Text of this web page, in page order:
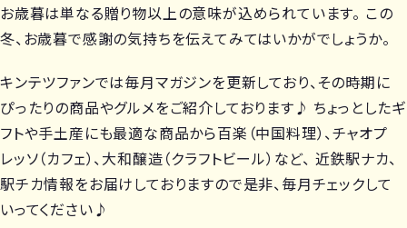
お歳暮は単なる贈り物以上の意味が込められています。 この
冬、お歳暮で感謝の気持ちを伝えてみてはいかがでしょうか。
キンテツファンでは毎月マガジンを更新しており、その時期に
ぴったりの商品やグルメをご紹介しております♪ ちょっとしたギ
フトや手土産にも最適な商品から百楽（中国料理）、チャオプ
レッソ（カフェ）、大和醸造（クラフトビール）など、 近鉄駅ナカ、
駅チカ情報をお届けしておりますので是非、毎月チェックして
いってください♪